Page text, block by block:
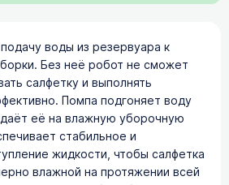
воды из резервуара к
Без неё робот не сможет
салфетку и выполнять
Помпа подгоняет воду
её на влажную уборочную
стабильное и
жидкости, чтобы салфетка
влажной на протяжении всей